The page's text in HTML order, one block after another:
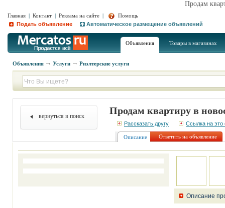
Продам
Главная | Контакт | Реклама на сайте |
Помощь
Подать объявление
Автоматическое размещение объявлений
Объявления Товары в магазинах
Объявления Услуги Риэлтерские услуги
вернуться в поиск Продам квартиру в
Рассказать другу Ссылка на это
Описание Ответить на объявление
Описание